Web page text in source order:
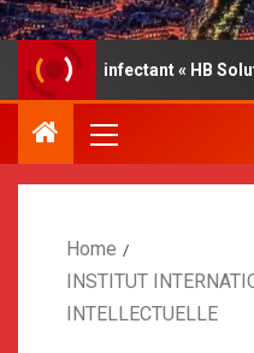
disinfectant « HB Solution »
Home
INSTITUT
INTELLECTUELLE